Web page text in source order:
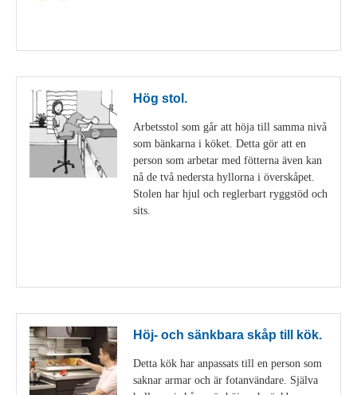
Hög stol.
Arbetsstol som går att höja till samma nivå
som bänkarna i köket. Detta gör att en
person som arbetar med fötterna även kan
nå de två nedersta hyllorna i överskåpet.
Stolen har hjul och reglerbart ryggstöd och
sits.
Höj- och sänkbara skåp till kök.
Detta kök har anpassats till en person som
saknar armar och är fotanvändare. Själva